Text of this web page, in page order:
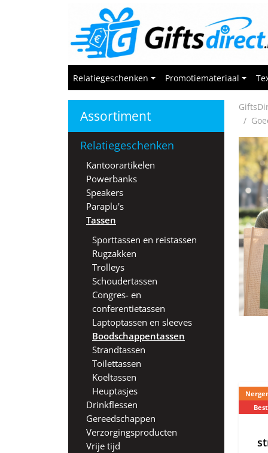
Relatiegeschenken
Promotiemateriaal
Assortiment
Relatiegeschenken
Kantoorartikelen
Powerbanks
Speakers
Paraplu's
Tassen
Sporttassen en reistassen
Rugzakken
Trolleys
Schoudertassen
Congres- en
conferentietassen
Laptoptassen en sleeves
Boodschappentassen
Strandtassen
Toilettassen
Koeltassen
Heuptasjes
Drinkflessen
Gereedschappen
Verzorgingsproducten
Vrije tijd